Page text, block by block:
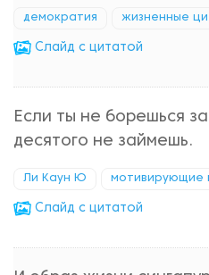
демократия жизненные
Cлайд с цитатой
Если ты не борешься
десятого не займешь.
Ли Каун Ю мотивирующие
Cлайд с цитатой